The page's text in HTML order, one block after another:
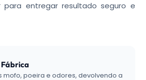
para entregar resultado seguro e
mofo, poeira e odores, devolvendo a